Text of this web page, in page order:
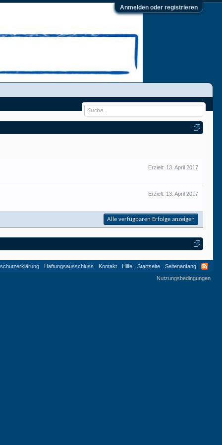
Anmelden oder registrieren
Erzielt: 13. April 2017
Erzielt: 13. April 2017
Alle verfügbaren Erfolge anzeigen
Haftungsausschluss Kontakt Hilfe Startseite
Seitenanfang
Nutzungsbedingungen